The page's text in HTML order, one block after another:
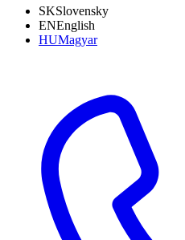
SKSlovensky
ENEnglish
HUMagyar